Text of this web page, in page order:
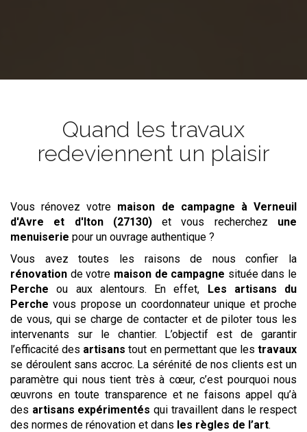
Quand les travaux
redeviennent un plaisir
Vous rénovez votre maison de campagne à Verneuil
d'Avre et d'Iton (27130)
et vous recherchez une
menuiserie pour un ouvrage authentique ?
Vous avez toutes les raisons de nous confier la
rénovation de votre maison de campagne située dans le
Percheou aux alentours. En effet, Les artisans du
Perche vous propose un coordonnateur unique et proche
de vous, qui se charge de contacter et de piloter tous les
intervenants sur le chantier. L’objectif est de garantir
l’efficacité des artisans tout en permettant que les travaux
se déroulent sans accroc. La sérénité de nos clients est un
paramètre qui nous tient très à cœur, c’est pourquoi nous
œuvrons en toute transparence et ne faisons appel qu’à
des artisans expérimentés qui travaillent dans le respect
des normes de rénovation et dans les règles de l’art.